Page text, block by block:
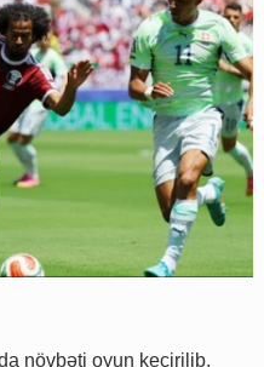
növbəti oyun keçirilib.